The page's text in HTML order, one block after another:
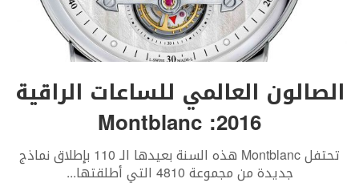
الصالون العالمي للساعات الراقية
2016: Montblanc
‬جديدة‭ ‬من‭ ‬مجموعة‭ ‬4810‭ ‬التي‭ ‬أطلقتها‭ ...